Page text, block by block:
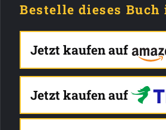
Bestelle dieses
Jetzt kaufen auf
Jetzt kaufen auf